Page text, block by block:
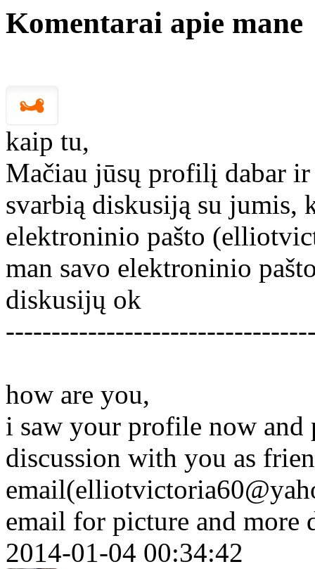
Komentarai apie mane
kaip tu,
Mačiau jūsų profilį dabar
svarbią diskusiją su jumis,
elektroninio pašto
man savo elektroninio
diskusijų ok
how are you,
i saw your profile now and
discussion with you as
email for picture and more
2014-01-04 00:34:42